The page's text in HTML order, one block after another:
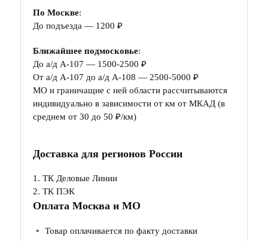
По Москве:
До подъезда — 1200 ₽
Ближайшее подмосковье:
До а/д А-107 — 1500-2500 ₽
От а/д А-107 до а/д А-108 — 2500-5000 ₽
МО и граничащие с ней области рассчитываются
индивидуально в зависимости от км от МКАД (в
среднем от 30 до 50 ₽/км)
Доставка для регионов России
1. ТК Деловые Линии
2. ТК ПЭК
Оплата Москва и МО
Товар оплачивается по факту доставки